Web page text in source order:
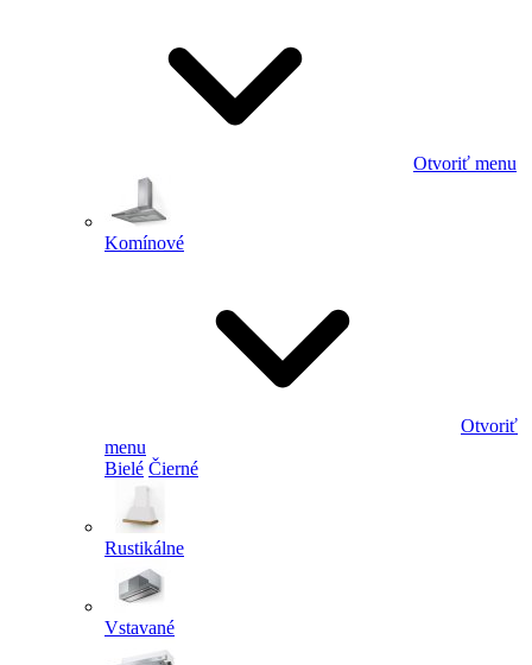
Otvoriť menu
Komínové
Otvoriť
menu
Bielé Čierné
Rustikálne
Vstavané